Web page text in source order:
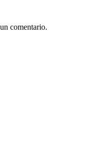
comentario.